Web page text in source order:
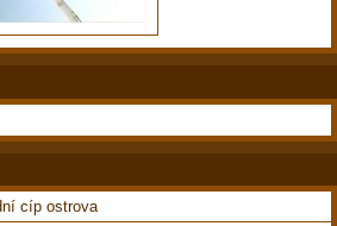
cíp ostrova